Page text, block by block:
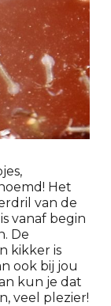
Het
van de
vanaf begin
De
kikker is
ook bij jou
kun je dat
veel plezier!